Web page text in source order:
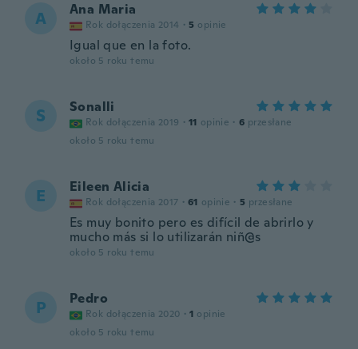
A Ana Maria
Rok dołączenia 2014 · 5 opinie
Igual que en la foto.
około 5 roku temu
S Sonalli
Rok dołączenia 2019 · 11 opinie · 6 przesłane
około 5 roku temu
E Eileen Alicia
Rok dołączenia 2017 · 61 opinie · 5 przesłane
Es muy bonito pero es difícil de abrirlo y
mucho más si lo utilizarán niñ@s
około 5 roku temu
P Pedro
Rok dołączenia 2020 · 1 opinie
około 5 roku temu